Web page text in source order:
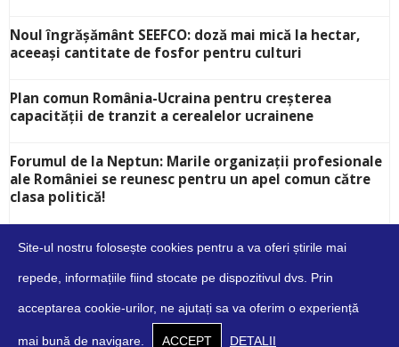
Noul îngrășământ SEEFCO: doză mai mică la hectar,
aceeași cantitate de fosfor pentru culturi
Plan comun România-Ucraina pentru creșterea
capacității de tranzit a cerealelor ucrainene
Forumul de la Neptun: Marile organizații profesionale
ale României se reunesc pentru un apel comun către
clasa politică!
Despre Contact Cookies Confidențialitate
Site-ul nostru folosește cookies pentru a va oferi știrile mai
repede, informațiile fiind stocate pe dispozitivul dvs. Prin
acceptarea cookie-urilor, ne ajutați sa va oferim o experiență
mai bună de navigare. ACCEPT DETALII